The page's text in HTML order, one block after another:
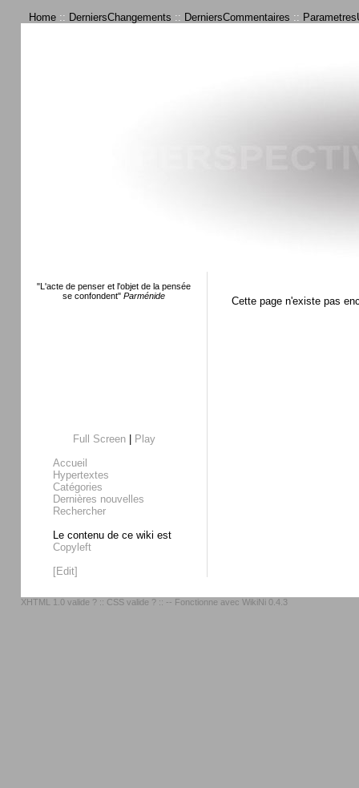
Home :: DerniersChangements :: DerniersCommentaires ::
"L'acte de penser et l'objet de la pensée
se confondent" Parménide
Full Screen|
Play
Accueil
Hypertextes
Catégories
Dernières nouvelles
Rechercher
Le contenu de ce wiki est
Copyleft
[Edit]
Cette page n'existe pas
XHTML 1.0 valide ? :: CSS valide ? :: -- Fonctionne avec WikiNi 0.4.3